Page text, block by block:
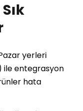
yerleri
ile entegrasyon
hata